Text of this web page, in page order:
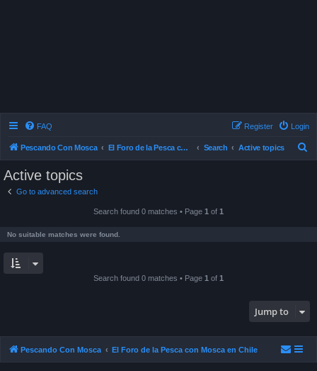
FAQ Login
Register
Pescando Con Mosca El Foro de la Pesca con Mosca en Chile Search Active topics
Active topics
Go to advanced search
Search found 0 matches • Page 1 of 1
No suitable matches were found.
Search found 0 matches • Page 1 of 1
Jump to
Pescando Con Mosca El Foro de la Pesca con Mosca en Chile